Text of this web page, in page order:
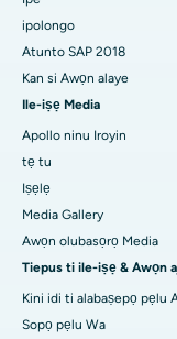
Ile-iwosan ti o dara
Ile-iwosan ti o dara
Ile-iwosan ti o dara
Ile-iwosan ti o dara
Ile-iwosan ti o dara
Ile-iwosan ti o dara
Ile-iwosan akàn ti
ipolongo
Atunto SAP 2018
Kan si Awọn alaye
Ile-iṣẹ Media
Apollo ninu Iroyin
tẹ tu
Iṣẹlẹ
Media Gallery
Awọn olubasọrọ Media
Tiepus ti ile-iṣẹ & Awọn
Kini idi ti alabaṣepọ pẹlu
Sopọ pẹlu Wa